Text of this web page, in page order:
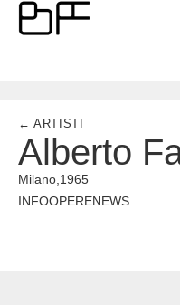
← ARTISTI
Alberto
Milano, 1965
INFOOPERENEWS